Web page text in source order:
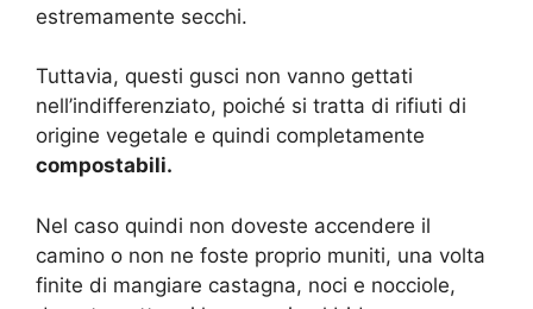
estremamente secchi.
Tuttavia, questi gusci non vanno gettati
nell’indifferenziato, poiché si tratta di rifiuti di
origine vegetale e quindi completamente
compostabili.
Nel caso quindi non doveste accendere il
camino o non ne foste proprio muniti, una volta
finite di mangiare castagna, noci e nocciole,